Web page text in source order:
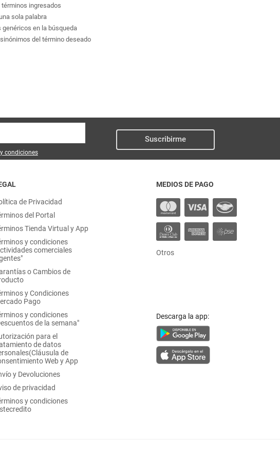
términos ingresados
sola palabra
genéricos en la búsqueda
del término deseado
condiciones
Suscribirme
de Privacidad
del Portal
Tienda Virtual y App
y condiciones
comerciales
o Cambios de
y Condiciones
Pago
y condiciones
de la semana"
para el
de datos
de
Web y App
y Devoluciones
de privacidad
y condiciones
MEDIOS DE PAGO
Otros
Descarga la app: